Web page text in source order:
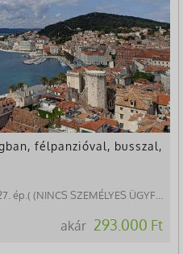
félpanzióval, busszal,
SZEMÉLYES ÜGYFÉLFOGADÁS)
akár 293.000 Ft